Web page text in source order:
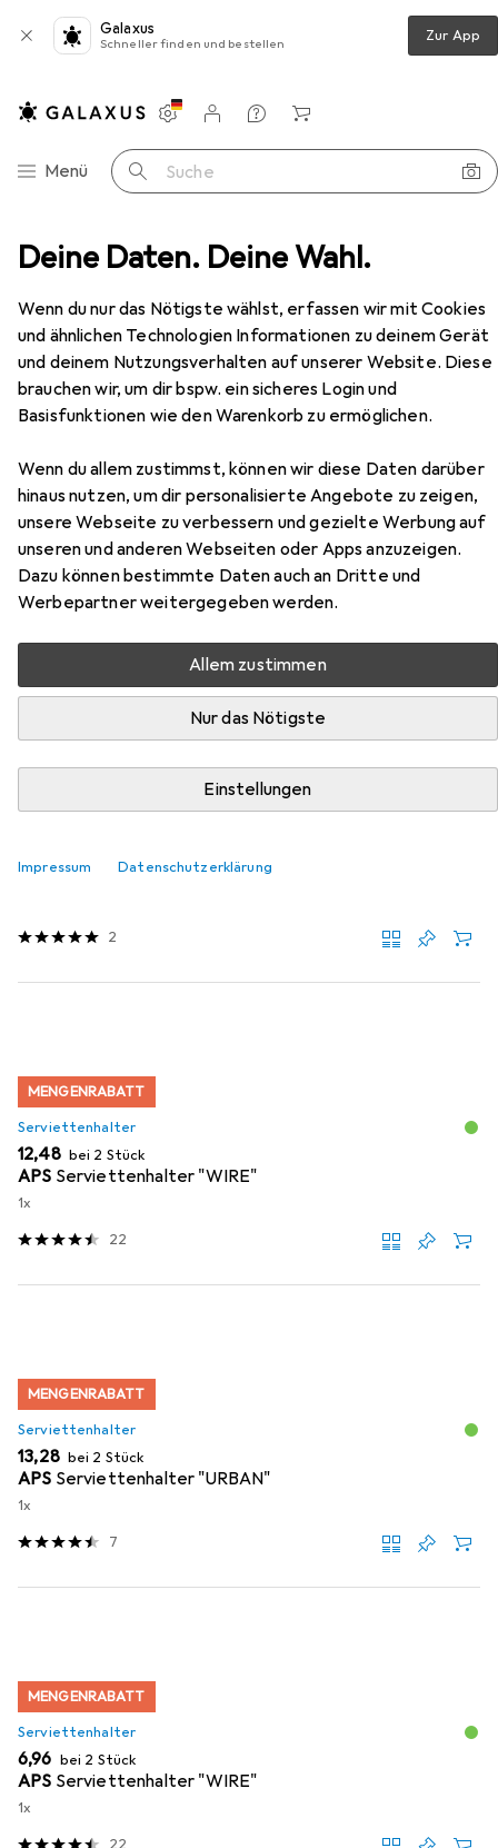
Deine Daten. Deine Wahl.
Wenn du nur das Nötigste wählst, erfassen wir mit Cookies
und ähnlichen Technologien Informationen zu deinem Gerät
und deinem Nutzungsverhalten auf unserer Website. Diese
brauchen wir, um dir bspw. ein sicheres Login und
Basisfunktionen wie den Warenkorb zu ermöglichen.
Wenn du allem zustimmst, können wir diese Daten darüber
hinaus nutzen, um dir personalisierte Angebote zu zeigen,
unsere Webseite zu verbessern und gezielte Werbung auf
unseren und anderen Webseiten oder Apps anzuzeigen.
Dazu können bestimmte Daten auch an Dritte und
Werbepartner weitergegeben werden.
Allem zustimmen
Nur das Nötigste
Einstellungen
Impressum Datenschutzerklärung
Galaxus
Schneller finden und bestellen Zur App
Navigation nach Kategorien
Menü Suche
Einstellungen
Kundenkonto
Vergleichslisten
Merklisten
Warenkorb
Servietten Partydeco Papierservietten
EUR
5,35 bei 2 Stück
Partydeco Papierservietten
12 Stk., 33 x 33 cm
Zubehör für Partydeco
Papierservietten
Hier findest du passendes Zubehör zum Produkt
Partydeco Papierservietten aus der Kategorie
Serviettenhalter.
Relevanz
UmbraSquire
2
MENGENRABATT
Serviettenhalter
EUR
12,48 bei 2 Stück
APS Serviettenhalter "WIRE"
1x
22
MENGENRABATT
Serviettenhalter
EUR
13,28 bei 2 Stück
APS Serviettenhalter "URBAN"
1x
7
MENGENRABATT
Serviettenhalter
EUR
6,96 bei 2 Stück
APS Serviettenhalter "WIRE"
1x